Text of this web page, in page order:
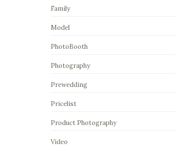
Family
Model
PhotoBooth
Photography
Prewedding
Pricelist
Product Photography
Video